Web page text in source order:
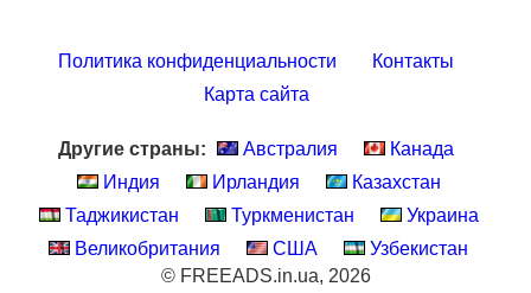
Политика конфиденциальности
Контакты
Карта сайта
Другие страны: Австралия
Канада
Индия
Ирландия
Казахстан
Таджикистан
Туркменистан
Украина
Великобритания
США
Узбекистан
© FREEADS.in.ua, 2026